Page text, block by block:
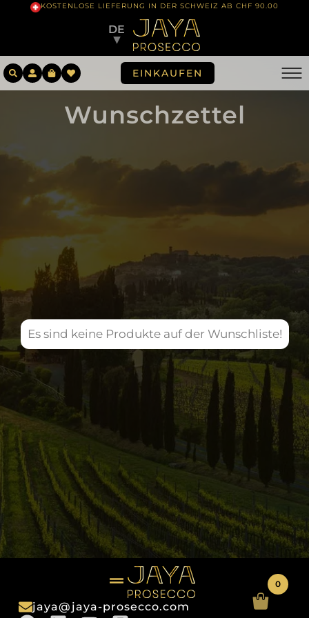
KOSTENLOSE LIEFERUNG IN DER SCHWEIZ AB CHF 90.00
DE
▼
EINKAUFEN
Wunschzettel
Es sind keine Produkte auf der Wunschliste!
jaya@jaya-prosecco.com
0